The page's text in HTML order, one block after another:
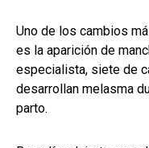
Uno de los cambios
es la aparición de
especialista, siete de
desarrollan melasma
parto.